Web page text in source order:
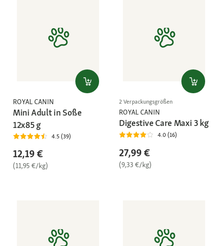
ROYAL CANIN
Mini Adult in Soße
12x85 g
4.5 (39)
12,19 €
(11,95 €/kg)
2 Verpackungsgrößen
ROYAL CANIN
Digestive Care Maxi 3 kg
4.0 (16)
27,99 €
(9,33 €/kg)